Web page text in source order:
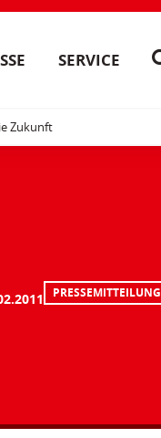
SERVICE
Zukunft
PRESSEMITTEILUNG